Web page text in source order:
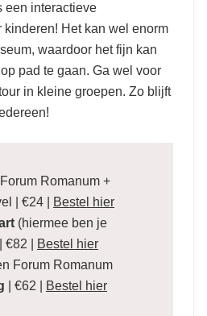
een interactieve
Het kan wel enorm
waardoor het fijn kan
pad te gaan. Ga wel voor
in kleine groepen. Zo blijft
Romanum +
| €24 |
Bestel hier
(hiermee ben je
€82 |
Bestel hier
Forum Romanum
| €62 | Bestel hier